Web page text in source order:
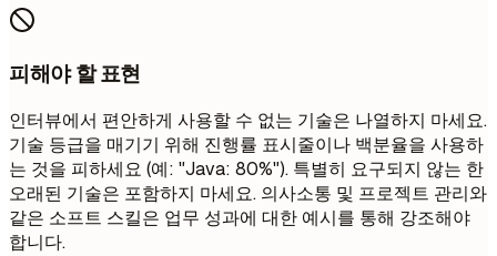
피해야 할 표현
인터뷰에서 편안하게 사용할 수 없는 기술은 나열하지 마세요.
기술 등급을 매기기 위해 진행률 표시줄이나 백분율을 사용하
는 것을 피하세요 (예: "Java: 80%"). 특별히 요구되지 않는 한
오래된 기술은 포함하지 마세요. 의사소통 및 프로젝트 관리와
같은 소프트 스킬은 업무 성과에 대한 예시를 통해 강조해야
합니다.